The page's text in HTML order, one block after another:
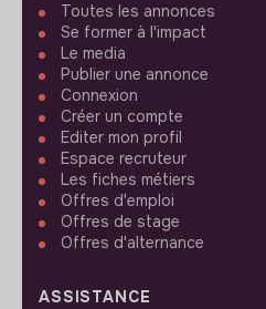
Toutes les annonces
Se former à l'impact
Le media
Publier une annonce
Connexion
Créer un compte
Editer mon profil
Espace recruteur
Les fiches métiers
Offres d'emploi
Offres de stage
Offres d'alternance
ASSISTANCE